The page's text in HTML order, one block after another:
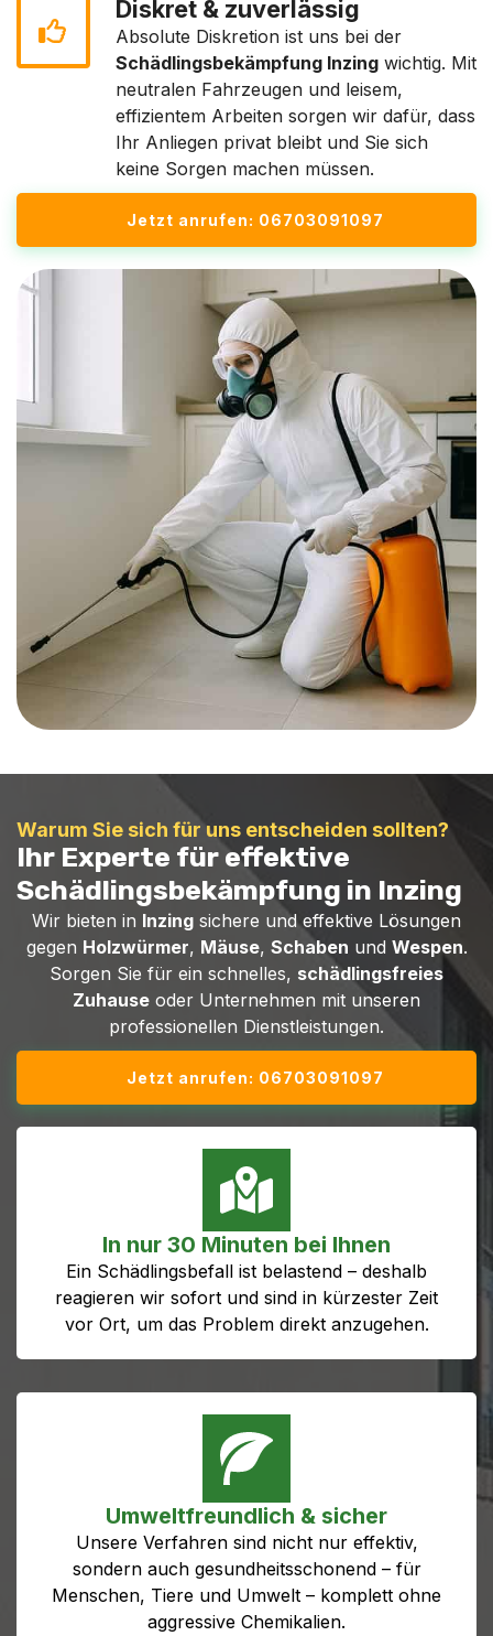
Diskret & zuverlässig
Absolute Diskretion ist uns bei der
Schädlingsbekämpfung Inzing wichtig. Mit
neutralen Fahrzeugen und leisem,
effizientem Arbeiten sorgen wir dafür, dass
Ihr Anliegen privat bleibt und Sie sich
keine Sorgen machen müssen.
Jetzt anrufen: 06703091097
Warum Sie sich für uns entscheiden sollten?
Ihr Experte für effektive
Schädlingsbekämpfung in Inzing
Wir bieten in Inzing sichere und effektive Lösungen
gegen Holzwürmer, Mäuse, Schaben und Wespen.
Sorgen Sie für ein schnelles, schädlingsfreies
Zuhause oder Unternehmen mit unseren
professionellen Dienstleistungen.
Jetzt anrufen: 06703091097
In nur 30 Minuten bei Ihnen
Ein Schädlingsbefall ist belastend – deshalb
reagieren wir sofort und sind in kürzester Zeit
vor Ort, um das Problem direkt anzugehen.
Umweltfreundlich & sicher
Unsere Verfahren sind nicht nur effektiv,
sondern auch gesundheitsschonend – für
Menschen, Tiere und Umwelt – komplett ohne
aggressive Chemikalien.